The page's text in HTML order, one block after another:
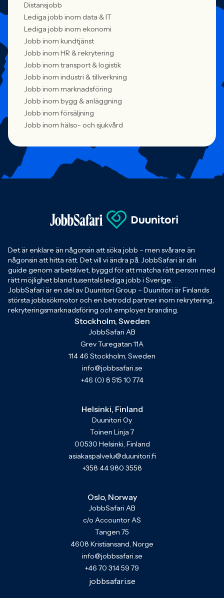
Distansjobb
Lediga jobb inom data & IT
Lediga jobb inom ekonomi
Jobb inom kundtjänst
Jobb inom HR & rekrytering
Jobb inom transport & logistik
Jobb inom industri & tillverkning
Jobb inom marknadsföring
Jobb inom bygg & anläggning
Jobb inom försäljning
Jobb inom hälso- och sjukvård
Det är enklare än någonsin att söka jobb – men svårare än
någonsin att hitta rätt. Det vill vi ändra på. JobbSafari är din
guide genom arbetslivet, byggd för att matcha rätt person med
rätt möjlighet bland tusentals lediga jobb i Sverige.
JobbSafari är en del av Duunitori Group – Duunitori är Finlands
största jobbsökmotor och en betrodd partner inom rekrytering,
rekryteringsmarknadsföring och employer branding.
Stockholm, Sweden
JobbSafari AB
Grev Turegatan 11A
114 46 Stockholm, Sweden
info@jobbsafari.se
+46 (0) 8 515 10 774
Helsinki, Finland
Duunitori Oy
Toinen Linja 7
00530 Helsinki, Finland
asiakaspalvelu@duunitori.fi
+358 44 980 3558
Oslo, Norway
JobbSafari AB
c/o Accountor AS
Tangen 75
4608 Kristiansand, Norge
info@jobbsafari.se
+46 70 314 59 79
jobbsafari.se